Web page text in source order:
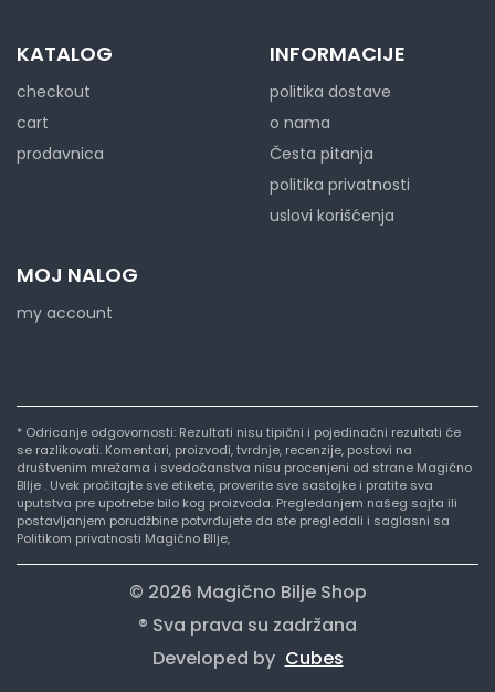
KATALOG
checkout
cart
prodavnica
INFORMACIJE
politika dostave
o nama
Česta pitanja
politika privatnosti
uslovi korišćenja
MOJ NALOG
my account
* Odricanje odgovornosti: Rezultati nisu tipični i pojedinačni rezultati će
se razlikovati. Komentari, proizvodi, tvrdnje, recenzije, postovi na
društvenim mrežama i svedočanstva nisu procenjeni od strane Magično
BIlje . Uvek pročitajte sve etikete, proverite sve sastojke i pratite sva
uputstva pre upotrebe bilo kog proizvoda. Pregledanjem našeg sajta ili
postavljanjem porudžbine potvrđujete da ste pregledali i saglasni sa
Politikom privatnosti Magično BIlje,
© 2026 Magično Bilje Shop
® Sva prava su zadržana
Developed by Cubes